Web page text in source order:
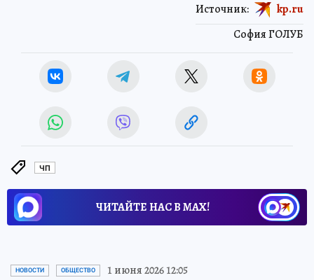
София ГОЛУБ
Источник: kp.ru
ЧП
ЧИТАЙТЕ НАС В МАХ!
НОВОСТИ ОБЩЕСТВО 1 июня 2026 12:05